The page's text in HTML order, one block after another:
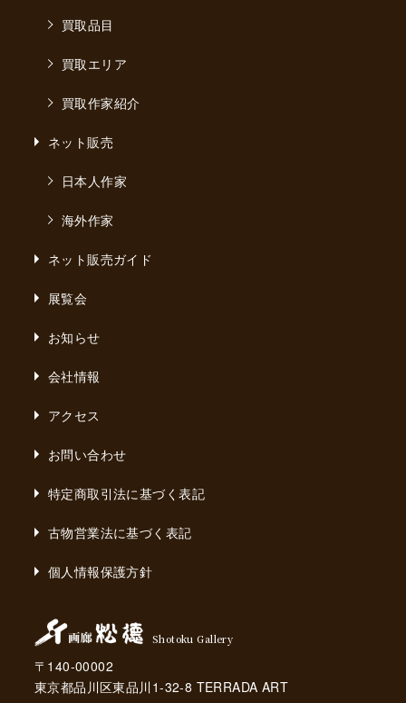
買取品目
買取エリア
買取作家紹介
ネット販売
日本人作家
海外作家
ネット販売ガイド
展覧会
お知らせ
会社情報
アクセス
お問い合わせ
特定商取引法に基づく表記
古物営業法に基づく表記
個人情報保護方針
Shotoku Gallery
〒140-00002
東京都品川区東品川1-32-8 TERRADA ART